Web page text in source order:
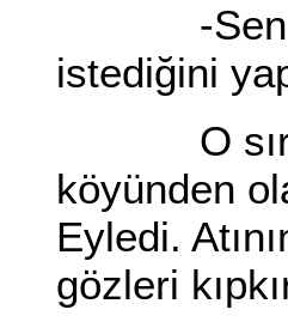
-Sen
istediğini
O
köyünden
Eyledi.
gözleri